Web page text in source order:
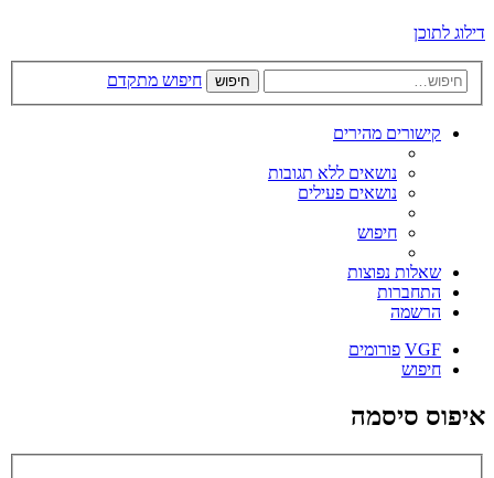
דילוג לתוכן
חיפוש חיפוש מתקדם
קישורים מהירים
נושאים ללא תגובות
נושאים פעילים
חיפוש
שאלות נפוצות
התחברות
הרשמה
VGF פורומים
חיפוש
איפוס סיסמה